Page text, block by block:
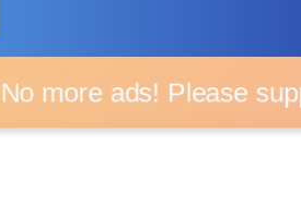
more ads! Please